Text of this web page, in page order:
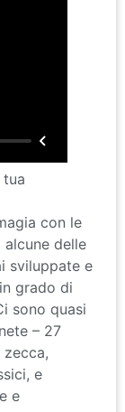
con le
alcune delle
sviluppate e
grado di
sono quasi
– 27
e
e